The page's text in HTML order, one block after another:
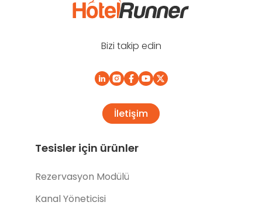
Bizi takip edin
İletişim
Tesisler için ürünler
Rezervasyon Modülü
Kanal Yöneticisi